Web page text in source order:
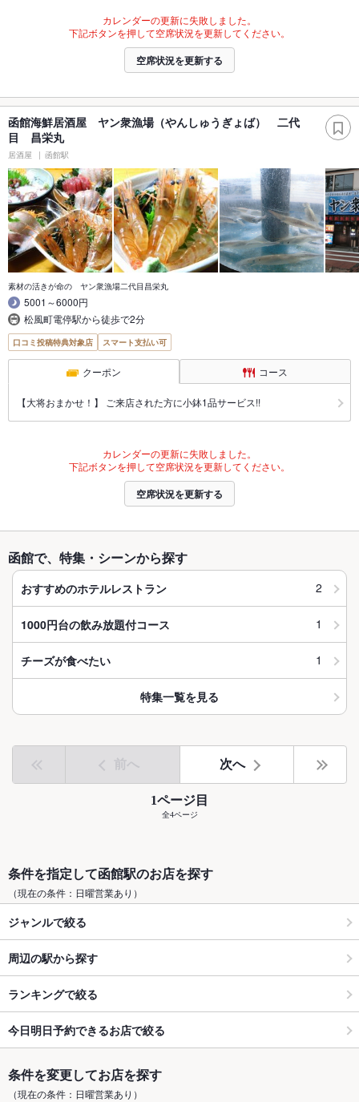
カレンダーの更新に失敗しました。
下記ボタンを押して空席状況を更新してください。
空席状況を更新する
函館海鮮居酒屋 ヤン衆漁場（やんしゅうぎょば） 二代
目 昌栄丸
居酒屋 函館駅
素材の活きが命の ヤン衆漁場二代目昌栄丸
5001～6000円
松風町電停駅から徒歩で2分
口コミ投稿特典対象店 スマート支払い可
クーポン コース
【大将おまかせ！】 ご来店された方に小鉢1品サービス!!
カレンダーの更新に失敗しました。
下記ボタンを押して空席状況を更新してください。
空席状況を更新する
函館で、特集・シーンから探す
おすすめのホテルレストラン 2
1000円台の飲み放題付コース 1
チーズが食べたい 1
特集一覧を見る
前へ 次へ
1ページ目
全4ページ
条件を指定して函館駅のお店を探す
（現在の条件：日曜営業あり）
ジャンルで絞る
周辺の駅から探す
ランキングで絞る
今日明日予約できるお店で絞る
条件を変更してお店を探す
（現在の条件：日曜営業あり）